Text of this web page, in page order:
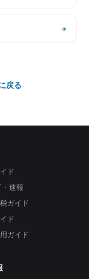
戻る
ド
速報
ガイド
ド
ガイド